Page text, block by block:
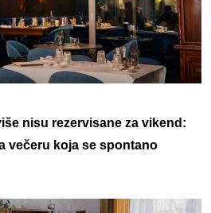
nisu rezervisane za vikend:
večeru koja se spontano